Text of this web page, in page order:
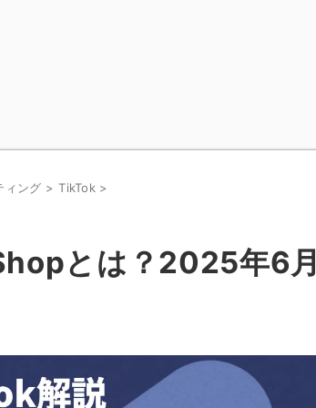
ィング > TikTok >
とは？2025年6